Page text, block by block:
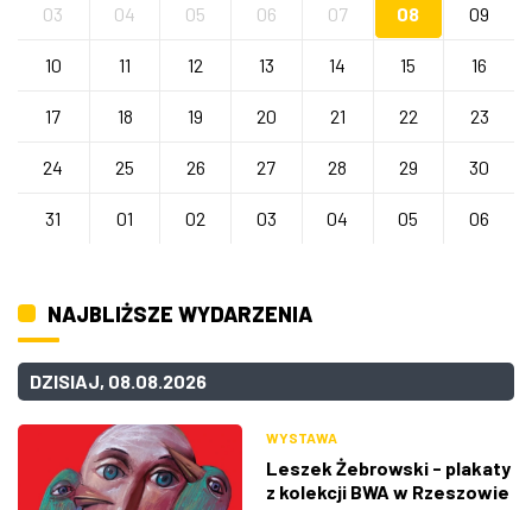
03 04 05 06 07 08 09
10 11 12 13 14 15 16
17 18 19 20 21 22 23
24 25 26 27 28 29 30
31 01 02 03 04 05 06
NAJBLIŻSZE WYDARZENIA
DZISIAJ, 08.08.2026
WYSTAWA
Leszek Żebrowski - plakaty
z kolekcji BWA w Rzeszowie